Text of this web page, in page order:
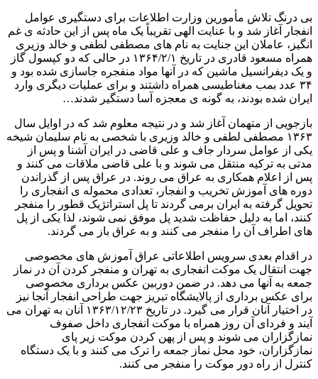
بی درنگ تلاش مأمورین وزارت اطلاعات برای دستگیری عوامل
انفجار آغاز شد و با عنایت الهی تقریباً یک ماه پس از این حادثه ی غم
انگیز، عاملان این جنایت به نام های مصطفى لطفی و خالد وزیری
همراه مسعود قادری در تاریخ ١٣۶۴/٢/۱ در حالی که دو کپسول گاز
و یک دیفرانسیل ماشین که در آنها مواد منفجره جاسازی شده بود و
٣۴ عدد بمب مغناطیسی همراه داشتند و برای عملیات دیگری وارد
ایران شده بودند، به گونه ی معجزه آسا دستگیر شدند…
بازجویی از متهمان آغاز شد و در نتیجه معلوم شد که در اوایل سال
۱۳۶۳ مصطفی لطفی و خالد وزیری با شخصی به نام سلیمان شیخه
یکی از عوامل سردار جاف و علی قاضی در ایران آشنا و پس از
مدتی به ترکیه منتقل می شوند و با علی قاضی ملاقات می کنند و
پس از اعلام همکاری به عراق می روند. در عراق پس از گذراندن
دوره های آموزش تخریب و انفجار، تعدادی محموله ی انفجاری را
تحویل گرفته به ایران برمی گردند تا پل استراتژیک قطور را منفجر
کنند، اما به دلیل حفاظت شدید پل موفق نمی شوند، لذا یکی از پل
های اطراف آن را منفجر می کنند و به عراق باز می گردند.
در اقدام بعدی سرویس اطلاعاتی عراق آموزش های مخصوصی
جهت انتقال یک موکت انفجاری به تهران و منفجر کردن آن در نماز
جمعه به آنها می دهد. در ضمن دوربین عکس برداری مخصوصی
برای عکس برداری از پالایشگاه تبریز جهت طراحی انفجار آنجا نیز
در اختیار آنان قرار می گیرد. در تاریخ ١٣۶۳/۱۲/۲۳ آنان به تهران می
آیند و فردای آن روز همراه با موکت انفجاری داخل صفوف
نمازگزاران می شوند و پس از پهن کردن موکت زیر پای
نمازگزاران، خود محل نماز جمعه را ترک می کنند و با یک دستگاه
کنترل از راه دور موکت را منفجر می کنند.